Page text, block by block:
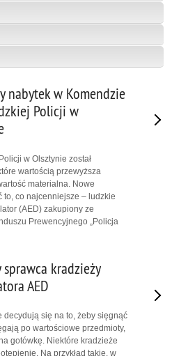
nabytek w Komendzie
Policji w
w Olsztynie został
wartością przewyższa
materialna. Nowe
co najcenniejsze – ludzkie
(AED) zakupiony ze
Prewencyjnego „Policja
sprawca kradzieży
AED
decydują się na to, żeby sięgnąć
po wartościowe przedmioty,
gotówkę. Niektóre kradzieże
Na przykład takie, w